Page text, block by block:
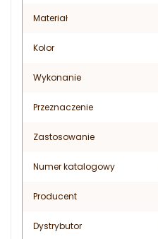
Materiał
Kolor
Wykonanie
Przeznaczenie
Zastosowanie
Numer katalogowy
Producent
Dystrybutor